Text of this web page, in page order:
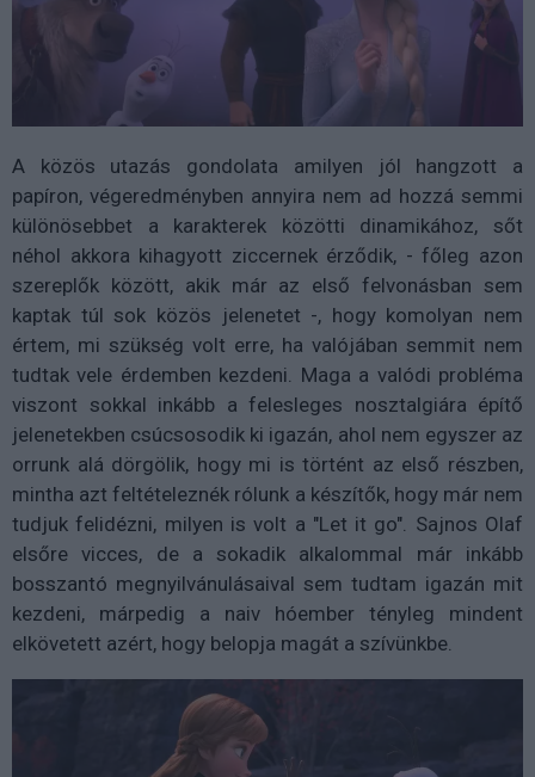
A közös utazás gondolata amilyen jól hangzott a
papíron, végeredményben annyira nem ad hozzá semmi
különösebbet a karakterek közötti dinamikához, sőt
néhol akkora kihagyott ziccernek érződik, - főleg azon
szereplők között, akik már az első felvonásban sem
kaptak túl sok közös jelenetet -, hogy komolyan nem
értem, mi szükség volt erre, ha valójában semmit nem
tudtak vele érdemben kezdeni. Maga a valódi probléma
viszont sokkal inkább a felesleges nosztalgiára építő
jelenetekben csúcsosodik ki igazán, ahol nem egyszer az
orrunk alá dörgölik, hogy mi is történt az első részben,
mintha azt feltételeznék rólunk a készítők, hogy már nem
tudjuk felidézni, milyen is volt a "Let it go". Sajnos Olaf
elsőre vicces, de a sokadik alkalommal már inkább
bosszantó megnyilvánulásaival sem tudtam igazán mit
kezdeni, márpedig a naiv hóember tényleg mindent
elkövetett azért, hogy belopja magát a szívünkbe.